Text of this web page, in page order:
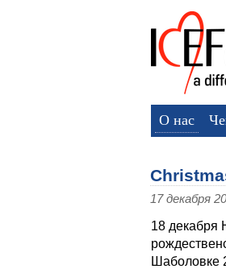
О нас
17 декабря
18 декабря
Шаболовке